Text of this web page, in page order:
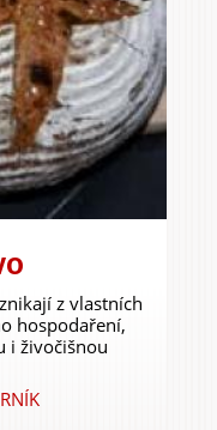
z vlastních
hospodaření,
i živočišnou